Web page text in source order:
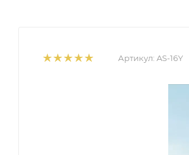
Артикул: AS-16Y